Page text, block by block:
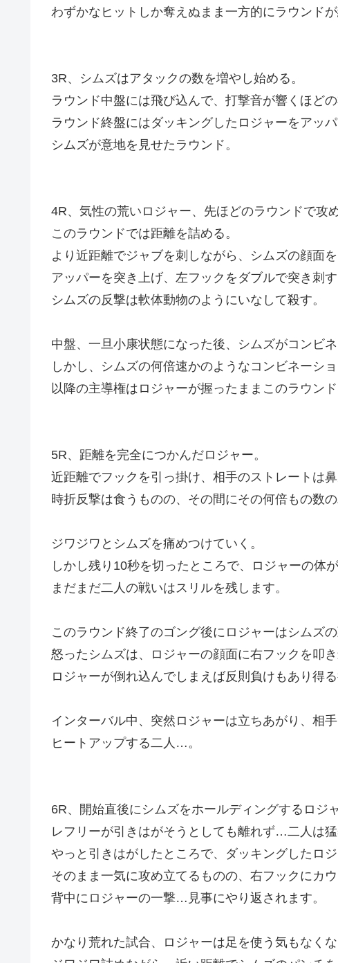
わずかなヒットしか奪えぬまま一方的にラウンドが
3R、シムズはアタックの数を増やし始める。
ラウンド中盤には飛び込んで、打撃音が響くほど
ラウンド終盤にはダッキングしたロジャーをアッ
シムズが意地を見せたラウンド。
4R、気性の荒いロジャー、先ほどのラウンドで攻
このラウンドでは距離を詰める。
より近距離でジャブを刺しながら、シムズの顔面
アッパーを突き上げ、左フックをダブルで突き刺す
シムズの反撃は軟体動物のようにいなして殺す。
中盤、一旦小康状態になった後、シムズがコンビ
しかし、シムズの何倍速かのようなコンビネーシ
以降の主導権はロジャーが握ったままこのラウンド
5R、距離を完全につかんだロジャー。
近距離でフックを引っ掛け、相手のストレートは鼻
時折反撃は食うものの、その間にその何倍もの数
ジワジワとシムズを痛めつけていく。
しかし残り10秒を切ったところで、ロジャーの体
まだまだ二人の戦いはスリルを残します。
このラウンド終了のゴング後にロジャーはシムズの
怒ったシムズは、ロジャーの顔面に右フックを叩き
ロジャーが倒れ込んでしまえば反則負けもあり得
インターバル中、突然ロジャーは立ちあがり、相
ヒートアップする二人…。
6R、開始直後にシムズをホールディングするロジャ
レフリーが引きはがそうとしても離れず…二人は
やっと引きはがしたところで、ダッキングしたロ
そのまま一気に攻め立てるものの、右フックにカ
背中にロジャーの一撃…見事にやり返されます。
かなり荒れた試合、ロジャーは足を使う気もなくな